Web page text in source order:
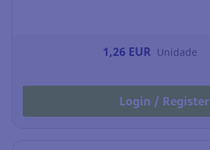
1,26 EUR Unidade
Login / Register